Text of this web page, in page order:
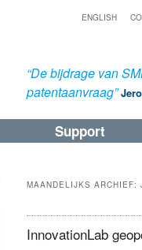
ENGLISH
“De bijdrage van
patentaanvraag”
Support
MAANDELIJKS ARCHIEF:
InnovationLab